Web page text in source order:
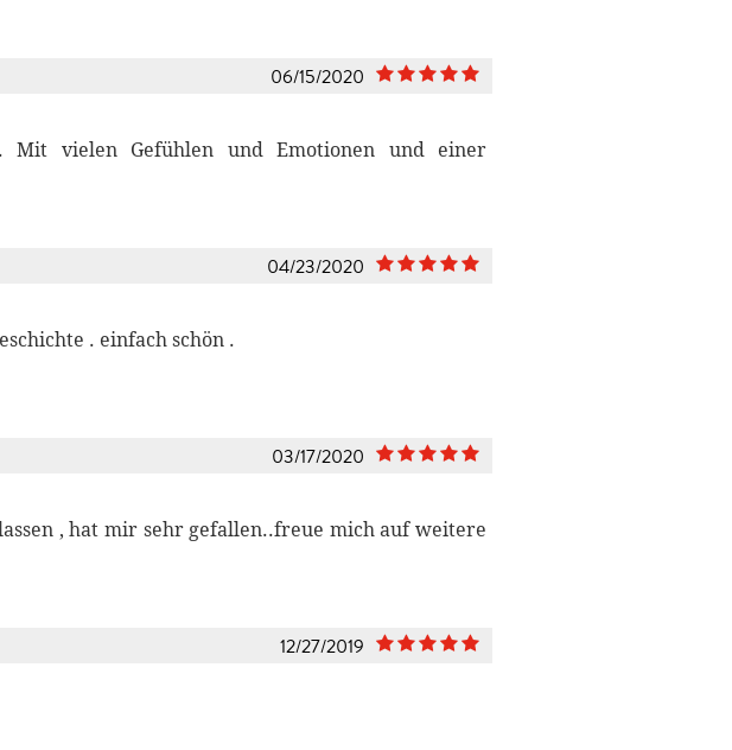
06/15/2020
Mit vielen Gefühlen und Emotionen und einer
04/23/2020
. einfach schön .
03/17/2020
, hat mir sehr gefallen..freue mich auf weitere
12/27/2019